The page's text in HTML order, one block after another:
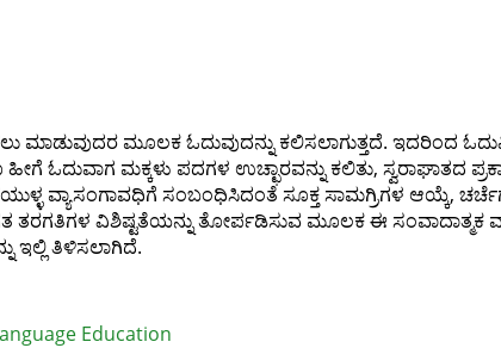
ಮಾಡುವುದರ ಮೂಲಕ ಓದುವುದನ್ನು ಕಲಿಸಲಾಗುತ್ತದೆ. ಇದರಿಂದ
ಓದುವಾಗ ಮಕ್ಕಳು ಪದಗಳ ಉಚ್ಛಾರವನ್ನು ಕಲಿತು, ಸ್ವರಾಘಾತದ
ವ್ಯಾಸಂಗಾವಧಿಗೆ ಸಂಬಂಧಿಸಿದಂತೆ ಸೂಕ್ತ ಸಾಮಗ್ರಿಗಳ ಆಯ್ಕೆ,
ತರಗತಿಗಳ ವಿಶಿಷ್ಟತೆಯನ್ನು ತೋರ್ಪಡಿಸುವ ಮೂಲಕ ಈ
ಇಲ್ಲಿ ತಿಳಿಸಲಾಗಿದೆ.
Education